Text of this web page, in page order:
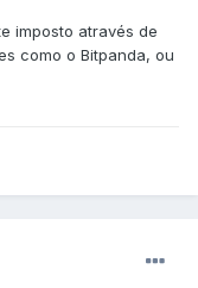
imposto através de
como o Bitpanda, ou